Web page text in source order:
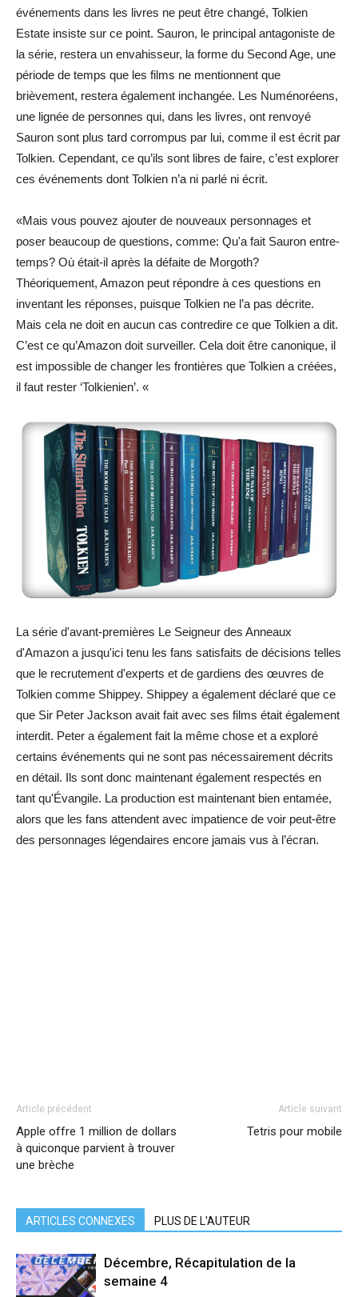
événements dans les livres ne peut être changé, Tolkien
Estate insiste sur ce point. Sauron, le principal antagoniste de
la série, restera un envahisseur, la forme du Second Age, une
période de temps que les films ne mentionnent que
brièvement, restera également inchangée. Les Numénoréens,
une lignée de personnes qui, dans les livres, ont renvoyé
Sauron sont plus tard corrompus par lui, comme il est écrit par
Tolkien. Cependant, ce qu’ils sont libres de faire, c’est explorer
ces événements dont Tolkien n’a ni parlé ni écrit.
«Mais vous pouvez ajouter de nouveaux personnages et
poser beaucoup de questions, comme: Qu'a fait Sauron entre-
temps? Où était-il après la défaite de Morgoth?
Théoriquement, Amazon peut répondre à ces questions en
inventant les réponses, puisque Tolkien ne l’a pas décrite.
Mais cela ne doit en aucun cas contredire ce que Tolkien a dit.
C’est ce qu’Amazon doit surveiller. Cela doit être canonique, il
est impossible de changer les frontières que Tolkien a créées,
il faut rester ‘Tolkienien’. «
La série d'avant-premières Le Seigneur des Anneaux
d'Amazon a jusqu'ici tenu les fans satisfaits de décisions telles
que le recrutement d'experts et de gardiens des œuvres de
Tolkien comme Shippey. Shippey a également déclaré que ce
que Sir Peter Jackson avait fait avec ses films était également
interdit. Peter a également fait la même chose et a exploré
certains événements qui ne sont pas nécessairement décrits
en détail. Ils sont donc maintenant également respectés en
tant qu'Évangile. La production est maintenant bien entamée,
alors que les fans attendent avec impatience de voir peut-être
des personnages légendaires encore jamais vus à l’écran.
Article précédent
Apple offre 1 million de dollars
à quiconque parvient à trouver
une brèche
Article suivant
Tetris pour mobile
ARTICLES CONNEXES PLUS DE L'AUTEUR
Décembre, Récapitulation de la
semaine 4